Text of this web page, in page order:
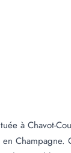
à Chavot-